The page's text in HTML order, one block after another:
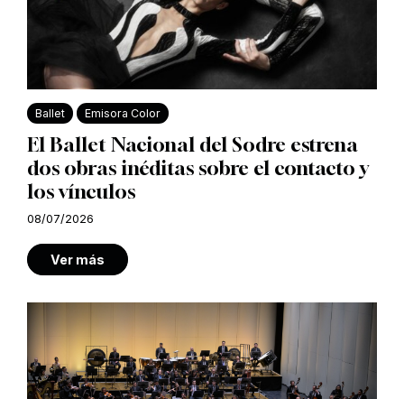
Ballet Emisora Color
El Ballet Nacional del Sodre estrena
dos obras inéditas sobre el contacto y
los vínculos
08/07/2026
Ver más